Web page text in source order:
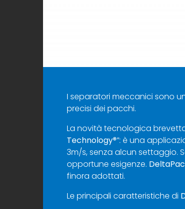
I separatori meccanici sono
precisi dei pacchi.
La novità tecnologica
Technology®”: è una
3m/s, senza alcun settaggio.
opportune esigenze. DeltaPac
finora adottati.
Le principali caratteristiche di